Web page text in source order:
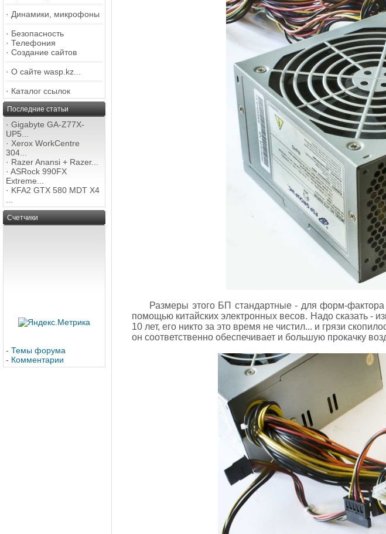
· Динамики, микрофоны
· Безопасность
· Телефония
· Создание сайтов
· О сайте wasp.kz...
· Каталог ссылок
Последние статьи
· Gigabyte GA-Z77X-
UP5...
· Xerox WorkCentre
304...
· Razer Anansi + Razer...
· ASRock 990FX
Extreme...
· KFA2 GTX 580 MDT X4
Счетчики
- Темы форума
- Комментарии
Размеры этого БП стандартные - для форм-
помощью китайских электронных весов. Надо сказать -
10 лет, его никто за это время не чистил... и грязи
он соответственно обеспечивает и большую прокачку